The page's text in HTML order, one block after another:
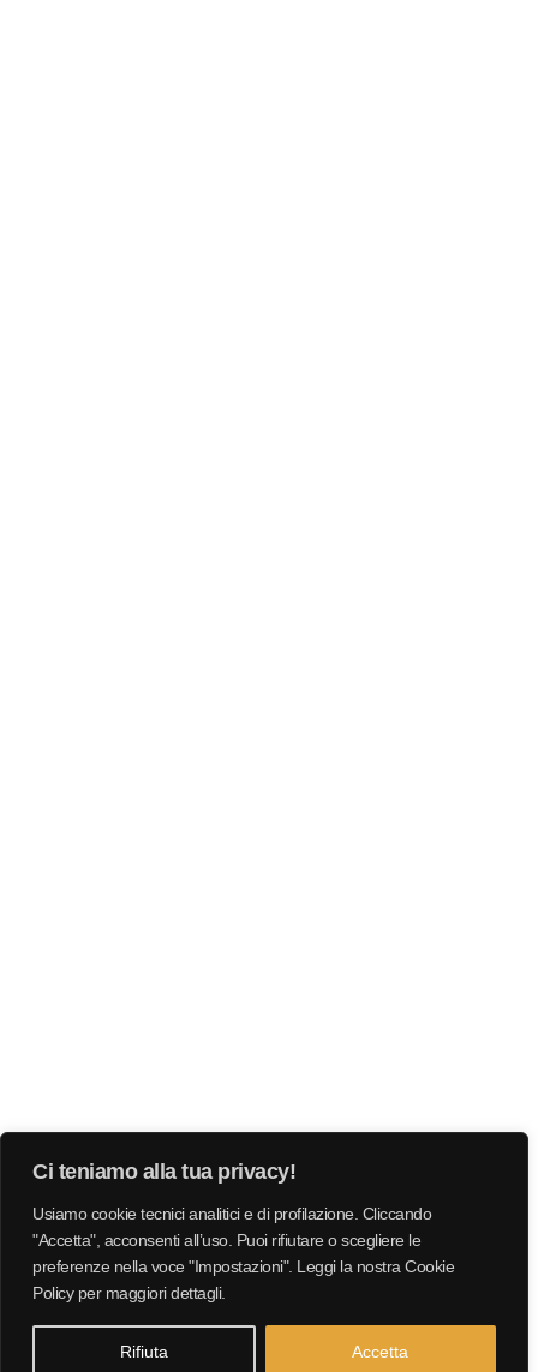
Ci teniamo alla tua privacy!
Usiamo cookie tecnici analitici e di profilazione. Cliccando
"Accetta", acconsenti all’uso. Puoi rifiutare o scegliere le
preferenze nella voce "Impostazioni". Leggi la nostra Cookie
Policy per maggiori dettagli.
Rifiuta Accetta